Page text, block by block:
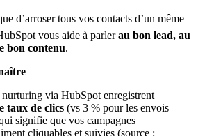
d’arroser tous vos contacts d’un même
vous aide à parlerau bon lead, au
bon contenu.
via HubSpot enregistrent
taux de clics (vs 3 % pour les envois
signifie que vos campagnes
cliquables et suivies (source :